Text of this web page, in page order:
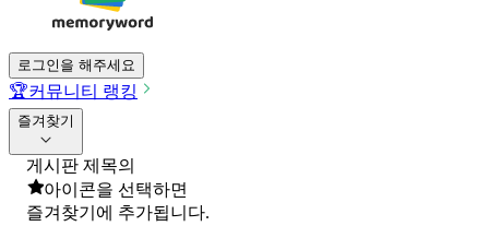
로그인을 해주세요
🏆커뮤니티 랭킹
즐겨찾기
게시판 제목의
아이콘을 선택하면
즐겨찾기에 추가됩니다.